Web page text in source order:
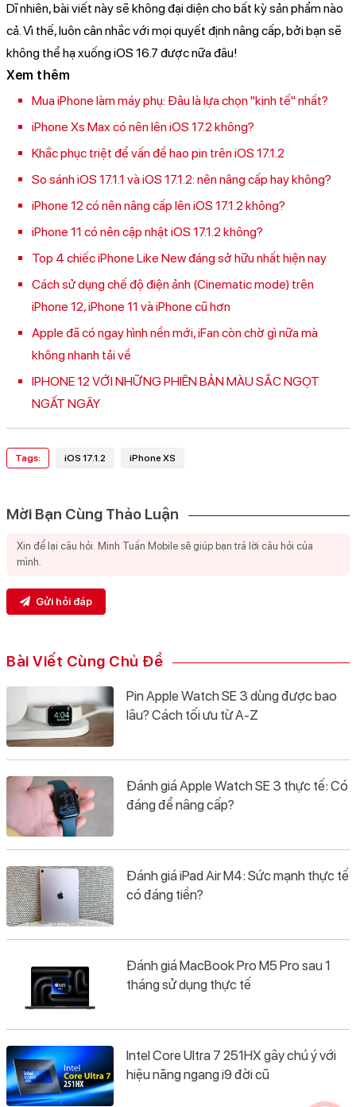
Dĩ nhiên, bài viết này sẽ không đại diện cho bất kỳ sản phẩm nào
cả. Vì thế, luôn cân nhắc với mọi quyết định nâng cấp, bởi bạn sẽ
không thể hạ xuống iOS 16.7 được nữa đâu!
Xem thêm
Mua iPhone làm máy phụ: Đâu là lựa chọn "kinh tế" nhất?
iPhone Xs Max có nên lên iOS 17.2 không?
Khắc phục triệt để vấn đề hao pin trên iOS 17.1.2
So sánh iOS 17.1.1 và iOS 17.1.2: nên nâng cấp hay không?
iPhone 12 có nên nâng cấp lên iOS 17.1.2 không?
iPhone 11 có nên cập nhật iOS 17.1.2 không?
Top 4 chiếc iPhone Like New đáng sở hữu nhất hiện nay
Cách sử dụng chế độ điện ảnh (Cinematic mode) trên
iPhone 12, iPhone 11 và iPhone cũ hơn
Apple đã có ngay hình nền mới, iFan còn chờ gì nữa mà
không nhanh tải về
IPHONE 12 VỚI NHỮNG PHIÊN BẢN MÀU SẮC NGỌT
NGẤT NGÂY
Tags: iOS 17.1.2 iPhone XS
Mời Bạn Cùng Thảo Luận
Gửi hỏi đáp
Bài Viết Cùng Chủ Đề
Pin Apple Watch SE 3 dùng được bao
lâu? Cách tối ưu từ A-Z
Đánh giá Apple Watch SE 3 thực tế: Có
đáng để nâng cấp?
Đánh giá iPad Air M4: Sức mạnh thực tế
có đáng tiền?
Đánh giá MacBook Pro M5 Pro sau 1
tháng sử dụng thực tế
Intel Core Ultra 7 251HX gây chú ý với
hiệu năng ngang i9 đời cũ